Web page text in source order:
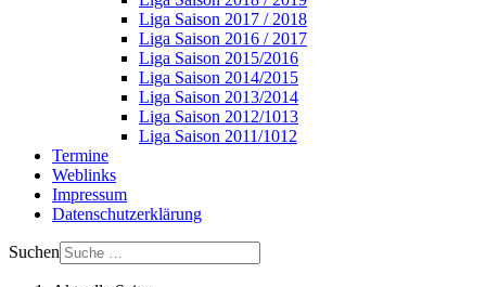
Liga Saison 2017 / 2018
Liga Saison 2016 / 2017
Liga Saison 2015/2016
Liga Saison 2014/2015
Liga Saison 2013/2014
Liga Saison 2012/1013
Liga Saison 2011/1012
Termine
Weblinks
Impressum
Datenschutzerklärung
Suchen